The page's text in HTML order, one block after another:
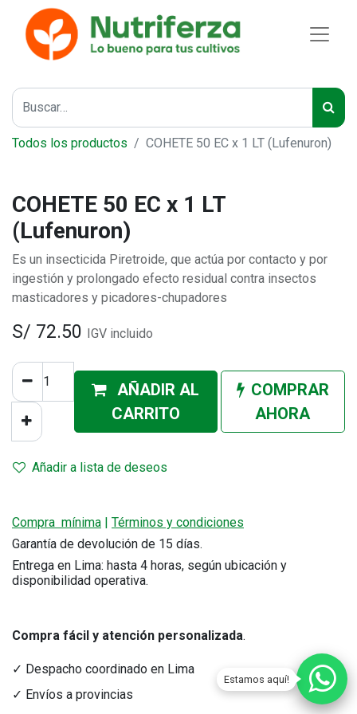
Estamos aquí!
Todos los productos COHETE 50 EC x 1 LT (Lufenuron)
COHETE 50 EC x 1 LT
(Lufenuron)
Es un insecticida Piretroide, que actúa por contacto y por
ingestión y prolongado efecto residual contra insectos
masticadores y picadores-chupadores
S/ 72.50 IGV incluido
AÑADIR AL
CARRITO
COMPRAR
AHORA
Añadir a lista de deseos
Compra mínima | Términos y condiciones
Garantía de devolución de 15 días.
Entrega en Lima: hasta 4 horas, según ubicación y
disponibilidad operativa.
Compra fácil y atención personalizada.
✓ Despacho coordinado en Lima
✓ Envíos a provincias